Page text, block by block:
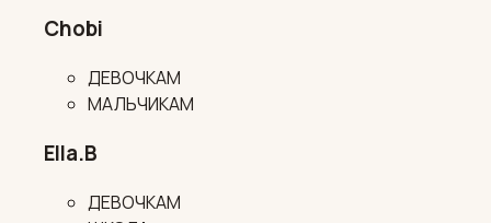
Chobi
ДЕВОЧКАМ
МАЛЬЧИКАМ
Ella.B
ДЕВОЧКАМ